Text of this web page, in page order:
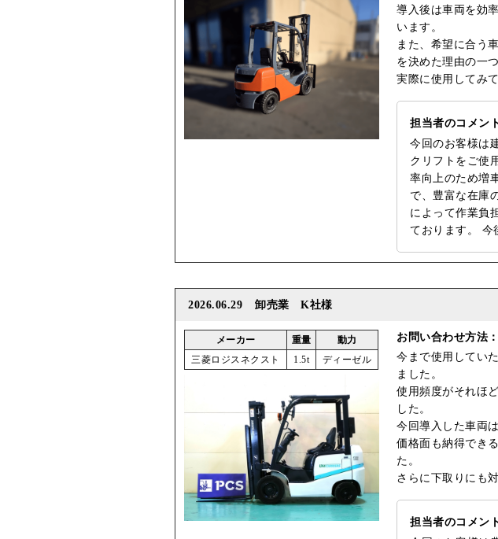
導入後は車両を効
います。
また、希望に合う
を決めた理由の一つ
実際に使用してみ
担当者のコメン
今回のお客様は
クリフトをご使
率向上のため増
で、豊富な在庫
によって作業負
ております。 今
2026.06.29 卸売業 K社様
メーカー 重量
動力
三菱ロジスネクスト
1.5t ディーゼル
お問い合わせ方法
今まで使用してい
ました。
使用頻度がそれほ
した。
今回導入した車両
価格面も納得でき
た。
さらに下取りにも
担当者のコメン